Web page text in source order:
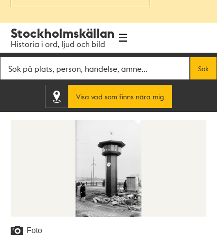
navigationen
huvudinnehållet
Stockholmskällan
Historia i ord, ljud och bild
Sök
Visa vad som finns nära mig
Foto